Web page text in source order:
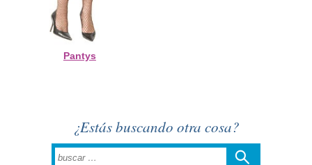
Pantys
¿Estás buscando otra cosa?